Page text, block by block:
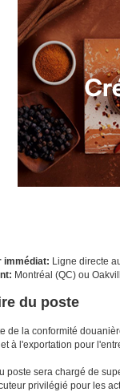
immédiat: Ligne directe
Montréal (QC) ou
du poste
de la conformité
à l'exportation pour
poste sera chargé de
privilégié pour les